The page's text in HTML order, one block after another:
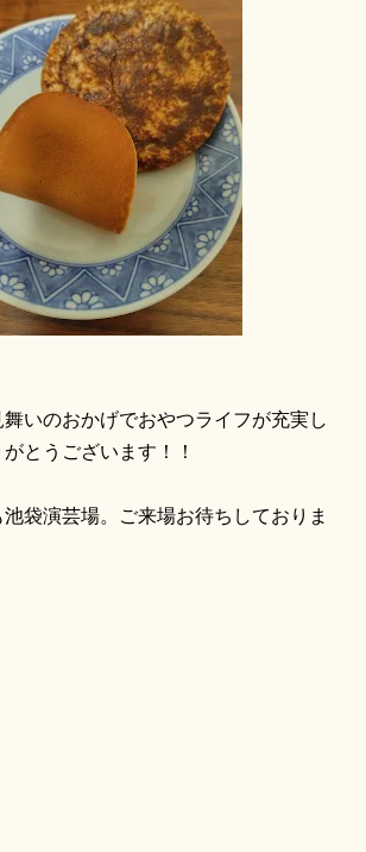
いのおかげでおやつライフが充実し
とうございます！！
袋演芸場。ご来場お待ちしておりま